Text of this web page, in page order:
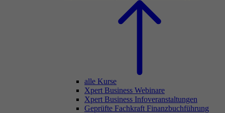
alle Kurse
Xpert Business Webinare
Xpert Business Infoveranstaltungen
Geprüfte Fachkraft Finanzbuchführung